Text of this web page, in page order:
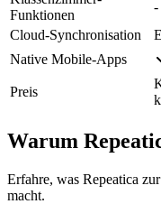
Funktionen
-
Cloud-Synchronisation
Native Mobile-Apps
Preis
Warum
Erfahre, was Repeatica
macht.